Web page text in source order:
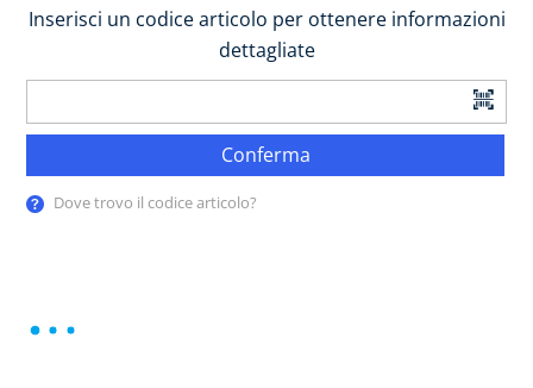
Inserisci un codice articolo per ottenere informazioni
dettagliate
Conferma
Dove trovo il codice articolo?